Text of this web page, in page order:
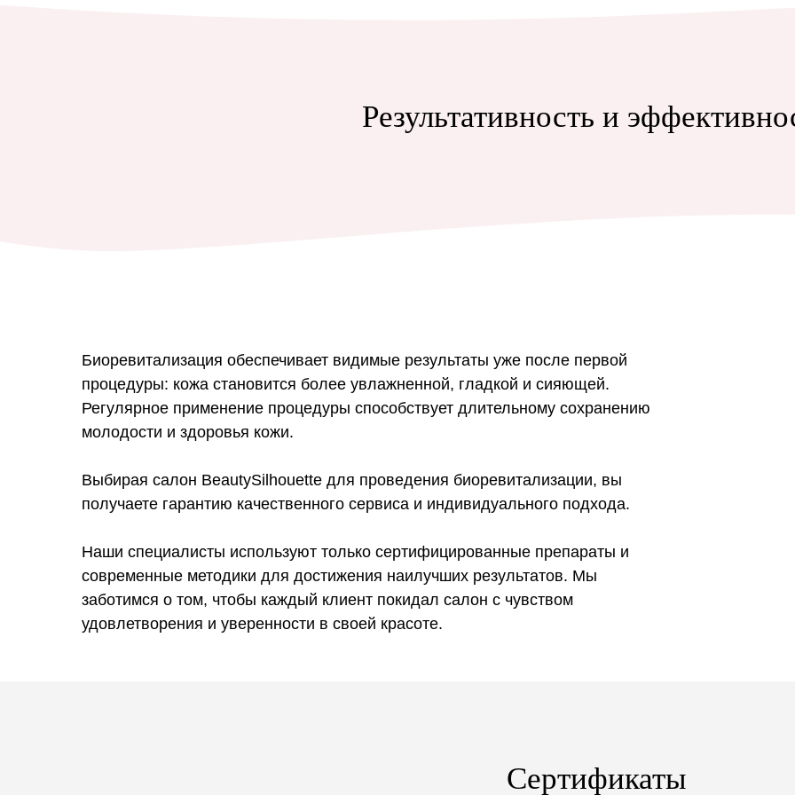
Результативность и
Биоревитализация обеспечивает видимые результаты уже после первой
процедуры: кожа становится более увлажненной, гладкой и сияющей.
Регулярное применение процедуры способствует длительному сохранению
молодости и здоровья кожи.
Выбирая салон BeautySilhouette для проведения биоревитализации, вы
получаете гарантию качественного сервиса и индивидуального подхода.
Наши специалисты используют только сертифицированные препараты и
современные методики для достижения наилучших результатов. Мы
заботимся о том, чтобы каждый клиент покидал салон с чувством
удовлетворения и уверенности в своей красоте.
Сертификаты